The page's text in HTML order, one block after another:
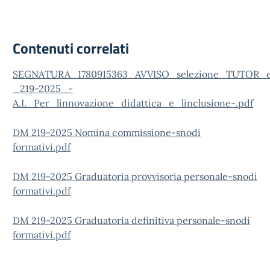
Contenuti correlati
_219-2025_-
A.I._Per_linnovazione_didattica_e_linclusione-.pdf
DM 219-2025 Nomina commissione-snodi
formativi.pdf
DM 219-2025 Graduatoria provvisoria personale-snodi
formativi.pdf
DM 219-2025 Graduatoria definitiva personale-snodi
formativi.pdf